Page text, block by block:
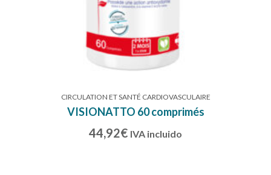
CIRCULATION ET SANTÉ CARDIOVASCULAIRE
VISIONATTO 60 comprimés
44,92€ IVA incluido